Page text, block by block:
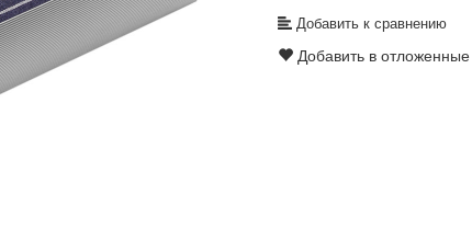
Добавить к сравнению
Добавить в отложенные